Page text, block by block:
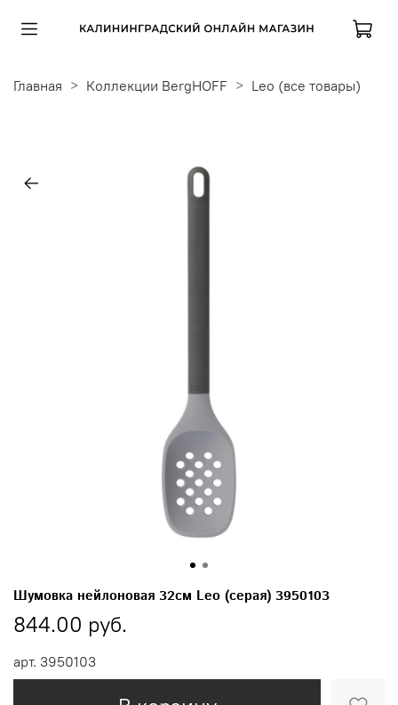
Главная Коллекции BergHOFF Leo (все товары)
арт. 3950103
Шумовка нейлоновая 32см Leo (серая) 3950103
844.00 руб.